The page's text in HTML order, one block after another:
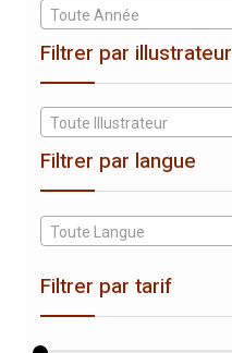
Toute Année
Filtrer par illustrateur
Toute Illustrateur
Filtrer par langue
Toute Langue
Filtrer par tarif